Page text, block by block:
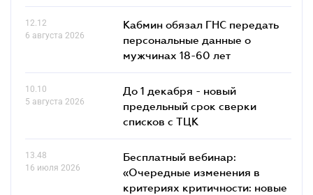
12.12
6 августа 2026
Кабмин обязал ГНС передать
персональные данные о
мужчинах 18-60 лет
10.10
5 августа 2026
До 1 декабря - новый
предельный срок сверки
списков c ТЦК
13.48
16 июля 2026
Бесплатный вебинар:
«Очередные изменения в
критериях критичности: новые